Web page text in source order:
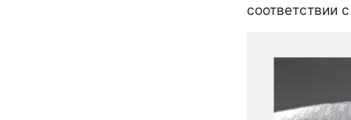
соответствии